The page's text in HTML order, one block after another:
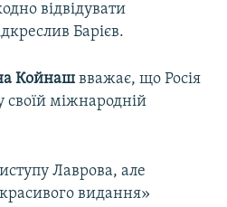
відвідувати
Барієв.
Койнаш вважає, що Росія
своїй міжнародній
Лаврова, але
видання»